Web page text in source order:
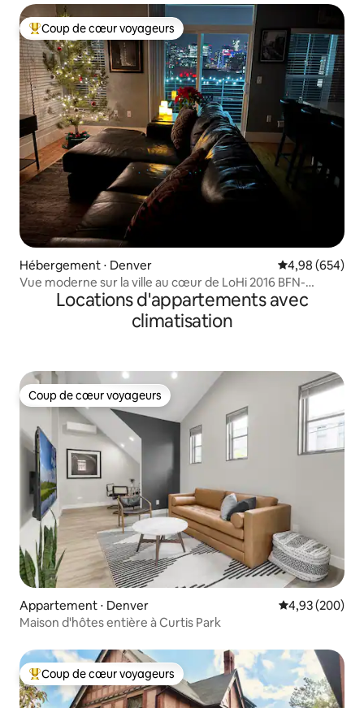
Coups de cœur voyageurs les plus appréciés
Coup de cœur voyageurs
Hébergement ⋅ Denver Évaluation
4,98 (654)
Vue moderne sur la ville au cœur de LoHi 2016 BFN-
0008531Locations d'appartements avec
climatisation
Coup de cœur voyageurs
Coup de cœur voyageurs
Appartement ⋅ Denver Évaluation
4,93 (200)
Maison d'hôtes entière à Curtis Park
Coups de cœur voyageurs les plus appréciés
Coup de cœur voyageurs